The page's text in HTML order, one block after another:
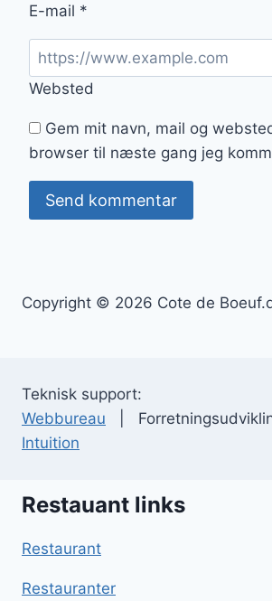
E-mail *
Websted
Gem mit navn, mail og
browser til næste gang jeg
Copyright © 2026 Cote de
Teknisk support:
Webbureau |
Intuition
Restauant links
Restaurant
Restauranter